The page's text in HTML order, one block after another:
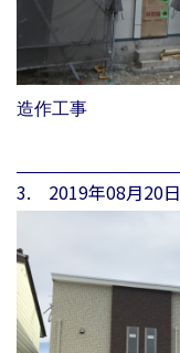
造作工事
3. 2019年08月20日